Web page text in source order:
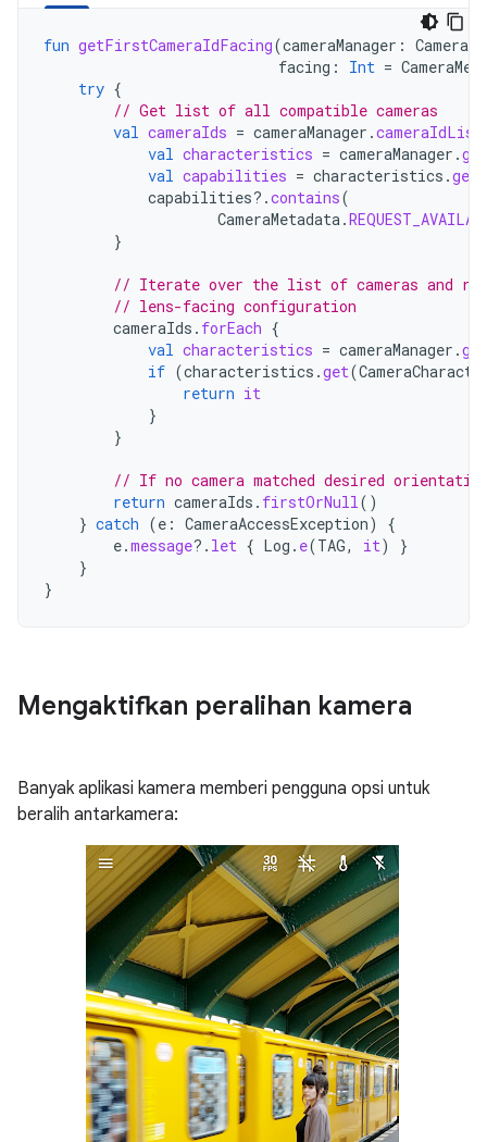
fun getFirstCameraIdFacing(cameraManager :
facing : Int =
try {
// Get list of all compatible cameras
val cameraIds = cameraManager .cameraIdList
val characteristics = cameraManager .
val capabilities = characteristics .get
capabilities?.contains(
CameraMetadata.
}
// Iterate over the list of cameras and
// lens-facing configuration
cameraIds . forEach {
val characteristics = cameraManager .
if (characteristics .get(
return it
}
}
// If no camera matched desired
return cameraIds . firstOrNull()
} catch (e : CameraAccessException)
{
e.message?. let { Log . e(TAG, it)
}
}
}
Mengaktifkan peralihan kamera
Banyak aplikasi kamera memberi pengguna opsi untuk
beralih antarkamera: